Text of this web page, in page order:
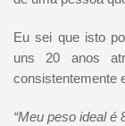
Eu sei que isto
uns 20 anos
consistentemente
“Meu peso ideal é